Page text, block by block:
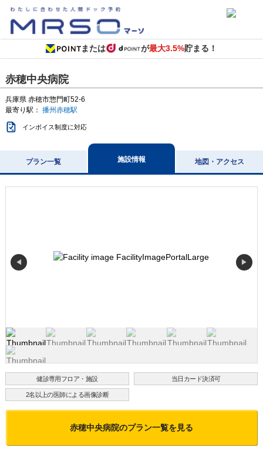
または が最大3.5%貯まる！
赤穂中央病院
兵庫県 赤穂市惣門町52-6
最寄り駅： 播州赤穂駅
インボイス制度に対応
プラン一覧 施設情報 地図・アクセス
◀ ▶
健診専用フロア・施設 当日カード決済可
2名以上の医師による画像診断
赤穂中央病院のプラン一覧を見る